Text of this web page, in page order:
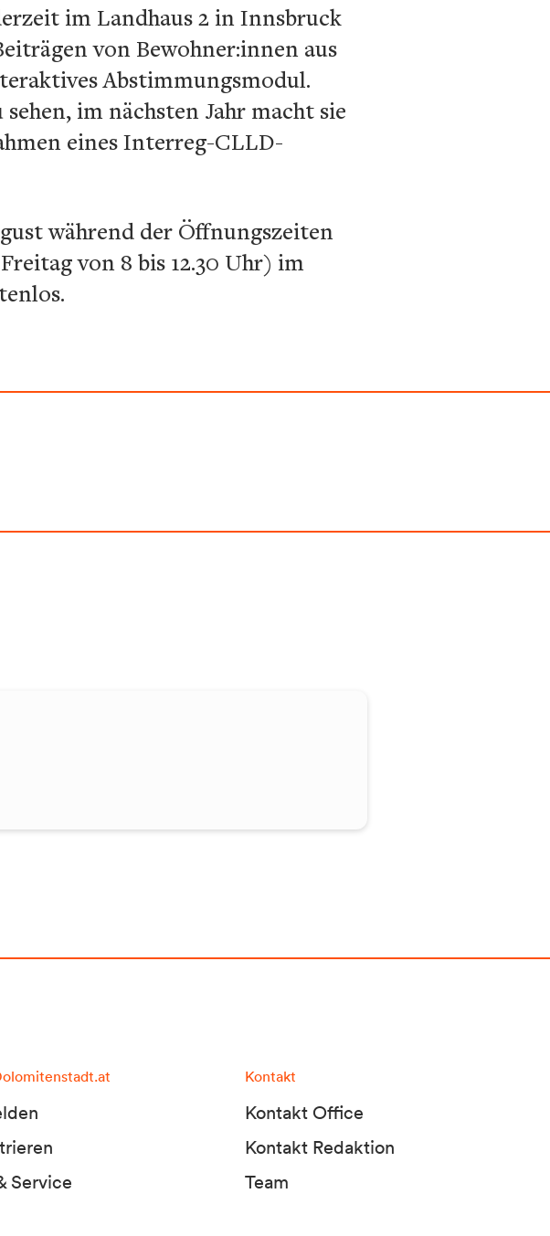
im Landhaus 2 in Innsbruck
von Bewohner:innen aus
Abstimmungsmodul.
im nächsten Jahr macht sie
eines Interreg-CLLD-
während der Öffnungszeiten
von 8 bis 12.30 Uhr) im
Service
Kontakt
Kontakt Office
Kontakt Redaktion
Team